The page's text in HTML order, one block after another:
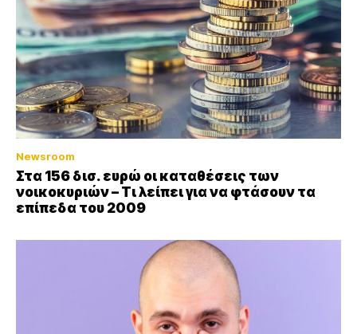
Newsroom
Στα 156 δισ. ευρώ οι καταθέσεις των
νοικοκυριών – Τι λείπει για να φτάσουν τα
επίπεδα του 2009